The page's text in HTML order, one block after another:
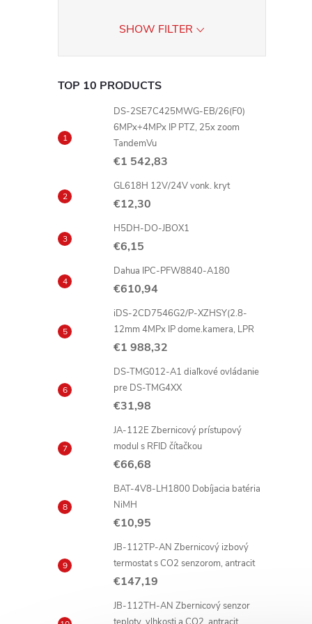
SHOW FILTER
TOP 10 PRODUCTS
DS-2SE7C425MWG-EB/26(F0)
6MPx+4MPx IP PTZ, 25x zoom
TandemVu
€1 542,83
GL618H 12V/24V vonk. kryt
€12,30
H5DH-DO-JBOX1
€6,15
Dahua IPC-PFW8840-A180
€610,94
iDS-2CD7546G2/P-XZHSY(2.8-
12mm 4MPx IP dome.kamera, LPR
€1 988,32
DS-TMG012-A1 diaľkové ovládanie
pre DS-TMG4XX
€31,98
JA-112E Zbernicový prístupový
modul s RFID čítačkou
€66,68
BAT-4V8-LH1800 Dobíjacia batéria
NiMH
€10,95
JB-112TP-AN Zbernicový izbový
termostat s CO2 senzorom, antracit
€147,19
JB-112TH-AN Zbernicový senzor